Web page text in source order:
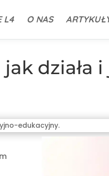
L4 O NAS
działa
edukacyjny.